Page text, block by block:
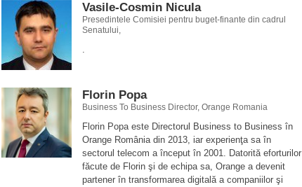
Vasile-Cosmin Nicula
Presedintele Comisiei pentru buget-finante din cadrul
Senatului,
.
Florin Popa
Business To Business Director, Orange Romania
Florin Popa este Directorul Business to Business în
Orange România din 2013, iar experienţa sa în
sectorul telecom a început în 2001. Datorită eforturilor
făcute de Florin şi de echipa sa, Orange a devenit
partener în transformarea digitală a companiilor şi